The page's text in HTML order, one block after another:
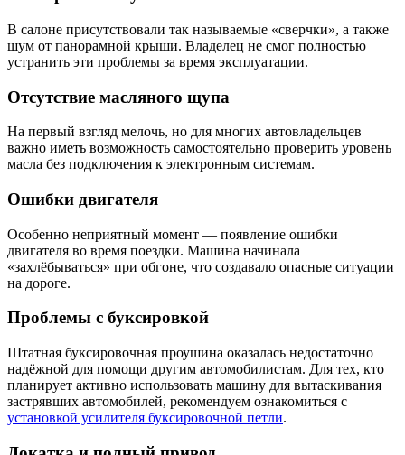
В салоне присутствовали так называемые «сверчки», а также
шум от панорамной крыши. Владелец не смог полностью
устранить эти проблемы за время эксплуатации.
Отсутствие масляного щупа
На первый взгляд мелочь, но для многих автовладельцев
важно иметь возможность самостоятельно проверить уровень
масла без подключения к электронным системам.
Ошибки двигателя
Особенно неприятный момент — появление ошибки
двигателя во время поездки. Машина начинала
«захлёбываться» при обгоне, что создавало опасные ситуации
на дороге.
Проблемы с буксировкой
Штатная буксировочная проушина оказалась недостаточно
надёжной для помощи другим автомобилистам. Для тех, кто
планирует активно использовать машину для вытаскивания
застрявших автомобилей, рекомендуем ознакомиться с
установкой усилителя буксировочной петли.